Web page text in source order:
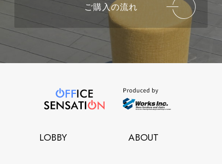
ご購入の流れ
LOBBY ABOUT